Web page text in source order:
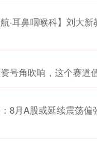
·耳鼻咽喉科】刘大
号角吹响，这个赛道
8月A股或延续震荡偏